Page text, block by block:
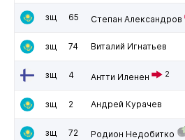
зщ 65 Степан Александров
зщ 74 Виталий Игнатьев
зщ 4 Антти Иленен 2
зщ 2 Андрей Курачев
зщ 72 Родион Недобитко